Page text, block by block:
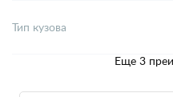
Тип кузова
Еще 3